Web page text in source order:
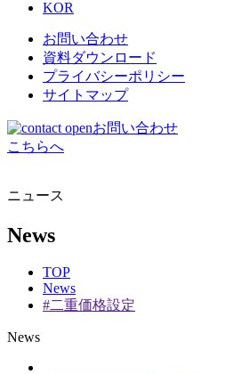
KOR
お問い合わせ
資料ダウンロード
プライバシーポリシー
サイトマップ
お問い合わせ
こちらへ
ニュース
News
TOP
News
#二重価格設定
News